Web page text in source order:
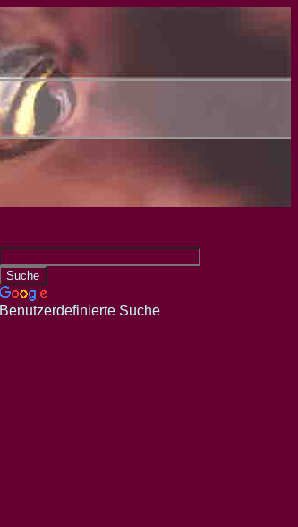
Benutzerdefinierte Suche